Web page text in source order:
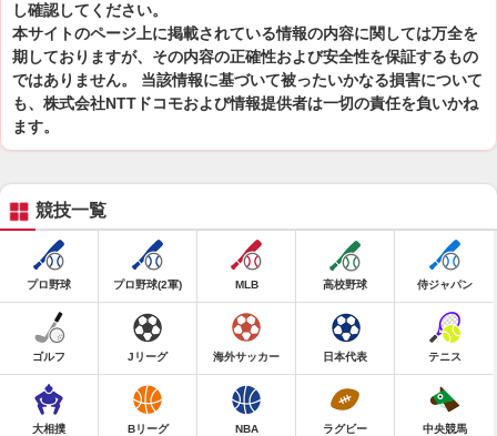
し確認してください。
本サイトのページ上に掲載されている情報の内容に関しては万全を
期しておりますが、その内容の正確性および安全性を保証するもの
ではありません。 当該情報に基づいて被ったいかなる損害について
も、株式会社NTTドコモおよび情報提供者は一切の責任を負いかね
ます。
競技一覧
プロ野球 プロ野球(2軍) MLB 高校野球 侍ジャパン
ゴルフ Jリーグ 海外サッカー 日本代表 テニス
大相撲 Bリーグ NBA ラグビー 中央競馬